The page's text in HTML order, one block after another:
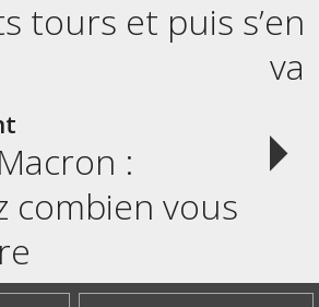
tours et puis s’en
va
:
combien vous